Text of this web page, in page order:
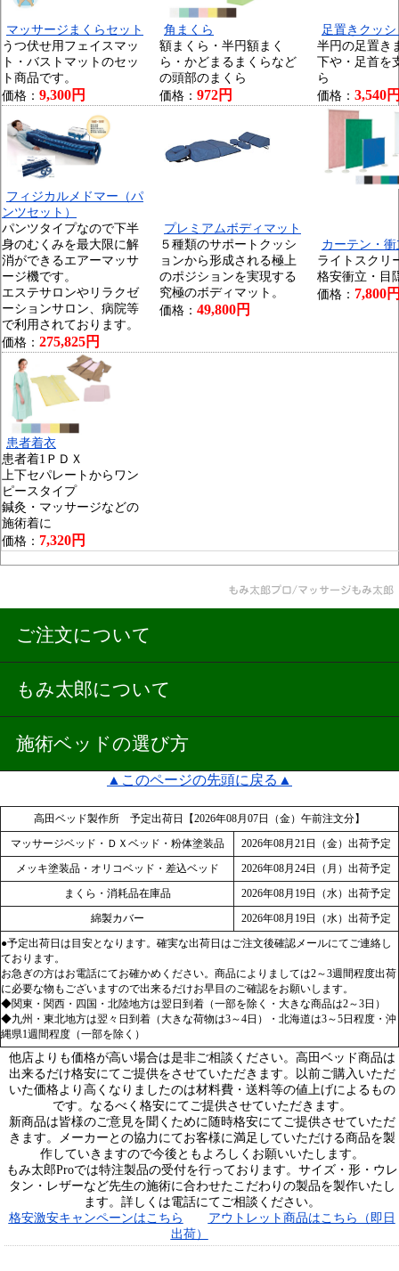
マッサージまくらセット
うつ伏せ用フェイスマッ
ト・バストマットのセッ
ト商品です。
価格： 9,300円
角まくら
額まくら・半円額まく
ら・かどまるまくらなど
の頭部のまくら
価格： 972円
足置きクッ
半円の足置き
下や・足首を
ら
価格： 3,540
フィジカルメドマー（パ
ンツセット）
パンツタイプなので下半
身のむくみを最大限に解
消ができるエアーマッサ
ージ機です。
エステサロンやリラクゼ
ーションサロン、病院等
で利用されております。
価格： 275,825円
プレミアムボディマット
５種類のサポートクッシ
ョンから形成される極上
のポジションを実現する
究極のボディマット。
価格： 49,800円
カーテン・衝
ライトスクリ
格安衝立・目
価格： 7,800
患者着衣
患者着1ＰＤＸ
上下セパレートからワン
ピースタイプ
鍼灸・マッサージなどの
施術着に
価格： 7,320円
ご注文について
もみ太郎について
施術ベッドの選び方
▲このページの先頭に戻る▲
高田ベッド製作所 予定出荷日【2026年08月07日（金）午前注文分】
マッサージベッド・ＤＸベッド・粉体塗装品
2026年08月21日（金）出荷予定
メッキ塗装品・オリコベッド・差込ベッド
2026年08月24日（月）出荷予定
まくら・消耗品在庫品
2026年08月19日（水）出荷予定
綿製カバー
2026年08月19日（水）出荷予定
●予定出荷日は目安となります。確実な出荷日はご注文後確認メールにてご連絡し
ております。
お急ぎの方はお電話にてお確かめください。商品によりましては2～3週間程度出荷
に必要な物もございますので出来るだけお早目のご確認をお願いします。
◆関東・関西・四国・北陸地方は翌日到着（一部を除く・大きな商品は2～3日）
◆九州・東北地方は翌々日到着（大きな荷物は3～4日）・北海道は3～5日程度・沖
縄県1週間程度（一部を除く）
他店よりも価格が高い場合は是非ご相談ください。高田ベッド商品は
出来るだけ格安にてご提供をさせていただきます。以前ご購入いただ
いた価格より高くなりましたのは材料費・送料等の値上げによるもの
です。なるべく格安にてご提供させていただきます。
新商品は皆様のご意見を聞くために随時格安にてご提供させていただ
きます。メーカーとの協力にてお客様に満足していただける商品を製
作していきますので今後ともよろしくお願いいたします。
もみ太郎Proでは特注製品の受付を行っております。サイズ・形・ウレ
タン・レザーなど先生の施術に合わせたこだわりの製品を製作いたし
ます。詳しくは電話にてご相談ください。
格安激安キャンペーンはこちら
アウトレット商品はこちら（即日
出荷）